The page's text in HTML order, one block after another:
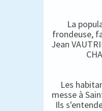
La
frondeuse,
Jean
Les
messe à
Ils